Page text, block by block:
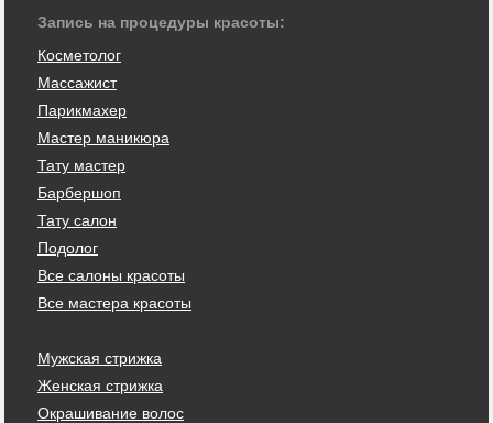
Запись на процедуры красоты:
Косметолог
Массажист
Парикмахер
Мастер маникюра
Тату мастер
Барбершоп
Тату салон
Подолог
Все салоны красоты
Все мастера красоты
Мужская стрижка
Женская стрижка
Окрашивание волос